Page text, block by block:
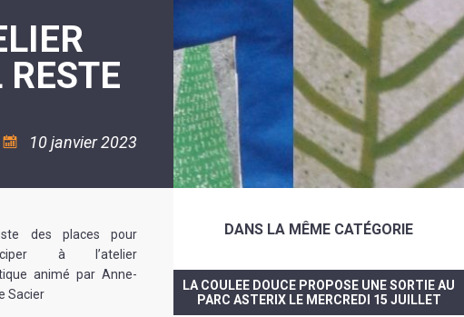
HALTE
FLUVIALE
VENIR
À
LA
10 janvier 2023
des places pour
à l’atelier
animé par Anne-
Sacier
DANS LA MÊME CATÉGORIE
LA COULEE DOUCE PROPOSE UNE SORTIE AU
PARC ASTERIX LE MERCREDI 15 JUILLET